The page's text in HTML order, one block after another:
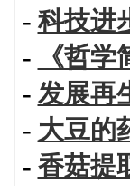
- 科技进
-
《哲
- 发展再
- 大豆的
- 香菇提